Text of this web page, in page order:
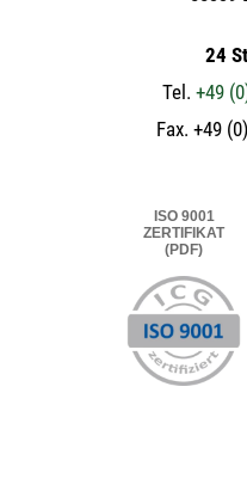
24
Tel. +49
Fax. +49
ISO 9001
ZERTIFIKAT
(PDF)